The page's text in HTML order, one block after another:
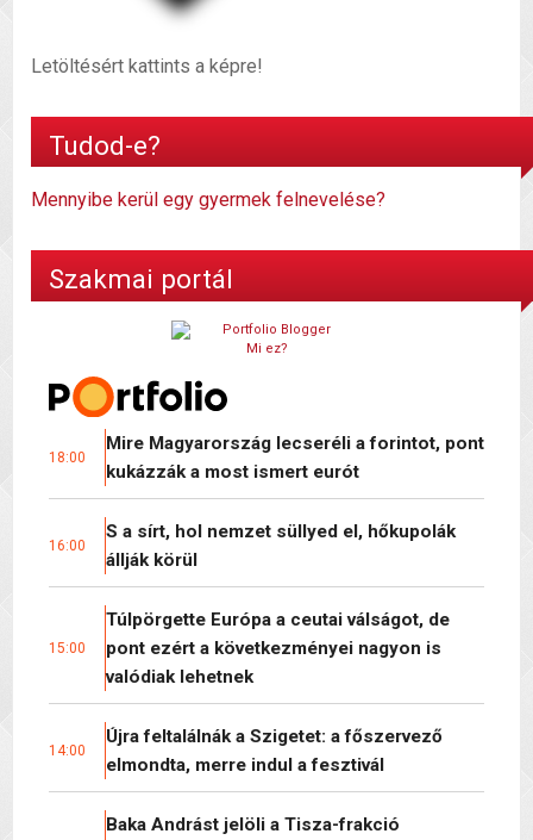
Letöltésért kattints a képre!
Tudod-e?
Mennyibe kerül egy gyermek felnevelése?
Szakmai portál
Mi ez?
18:00
Mire Magyarország lecseréli a forintot, pont
kukázzák a most ismert eurót
16:00
S a sírt, hol nemzet süllyed el, hőkupolák
állják körül
15:00
Túlpörgette Európa a ceutai válságot, de
pont ezért a következményei nagyon is
valódiak lehetnek
14:00
Újra feltalálnák a Szigetet: a főszervező
elmondta, merre indul a fesztivál
Baka Andrást jelöli a Tisza-frakció